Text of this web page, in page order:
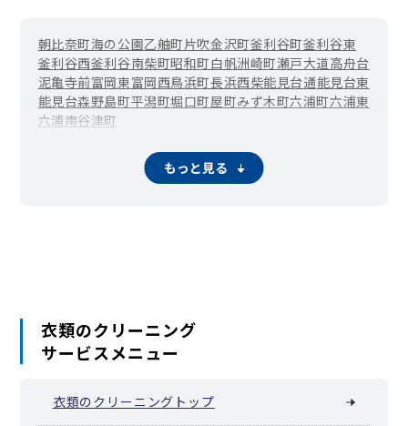
朝比奈町海の公園乙舳町片吹金沢町釜利谷町釜利谷東
釜利谷西釜利谷南柴町昭和町白帆洲崎町瀬戸大道高舟台
泥亀寺前富岡東富岡西鳥浜町長浜西柴能見台通能見台東
能見台森野島町平潟町堀口町屋町みず木町六浦町六浦東
六浦南谷津町
もっと見る
衣類のクリーニング
サービスメニュー
衣類のクリーニングトップ